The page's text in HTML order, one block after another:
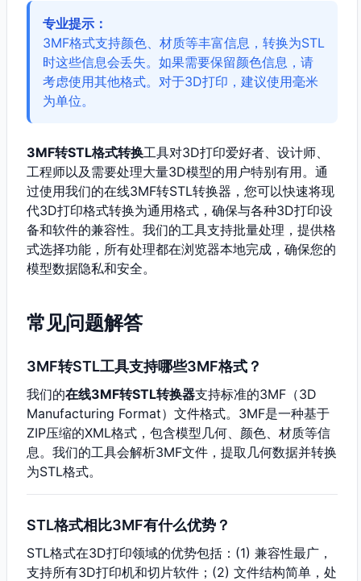
专业提示：
3MF格式支持颜色、材质等丰富信息，转换为STL
时这些信息会丢失。如果需要保留颜色信息，请
考虑使用其他格式。对于3D打印，建议使用毫米
为单位。
3MF转STL格式转换工具对3D打印爱好者、设计师、
工程师以及需要处理大量3D模型的用户特别有用。通
过使用我们的在线3MF转STL转换器，您可以快速将现
代3D打印格式转换为通用格式，确保与各种3D打印设
备和软件的兼容性。我们的工具支持批量处理，提供格
式选择功能，所有处理都在浏览器本地完成，确保您的
模型数据隐私和安全。
常见问题解答
3MF转STL工具支持哪些3MF格式？
我们的在线3MF转STL转换器支持标准的3MF（3D
Manufacturing Format）文件格式。3MF是一种基于
ZIP压缩的XML格式，包含模型几何、颜色、材质等信
息。我们的工具会解析3MF文件，提取几何数据并转换
为STL格式。
STL格式相比3MF有什么优势？
STL格式在3D打印领域的优势包括：(1) 兼容性最广，
支持所有3D打印机和切片软件；(2) 文件结构简单，处